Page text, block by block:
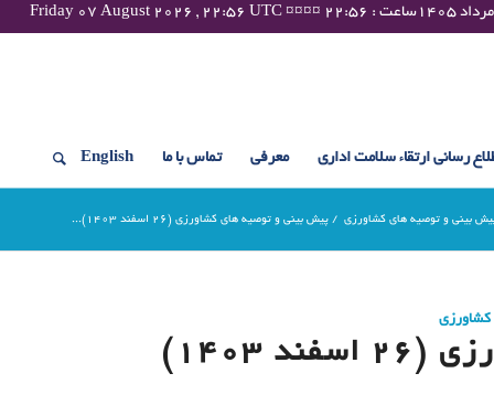
رسانی ارتقاء سلامت اداری معرفی تماس با ما English
بینی و توصیه های کشاورزی / پیش بینی و توصیه های کشاورزی (26 اسفند ۱۴۰۳)...
۱۴۰۳)